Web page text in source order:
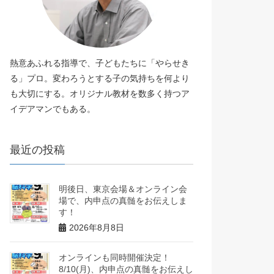
熱意あふれる指導で、子どもたちに「やらせき
る」プロ。変わろうとする子の気持ちを何より
も大切にする。オリジナル教材を数多く持つア
イデアマンでもある。
最近の投稿
明後日、東京会場＆オンライン会
場で、内申点の真髄をお伝えしま
す！
2026年8月8日
オンラインも同時開催決定！
8/10(月)、内申点の真髄をお伝えし